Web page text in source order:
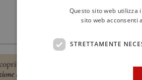
Questo sito web utilizza
sito web acconsenti
STRETTAMENTE